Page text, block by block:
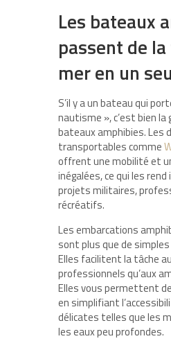
Les bateaux
passent de
mer en un
S’il y a un bateau qui
nautisme », c’est bien la
bateaux amphibies. Les
transportables comme
offrent une mobilité et
inégalées, ce qui les
projets militaires,
récréatifs.
Les embarcations
sont plus que de
Elles facilitent la tâche
professionnels qu’aux
Elles vous permettent
en simplifiant
délicates telles que les
les eaux peu profondes.